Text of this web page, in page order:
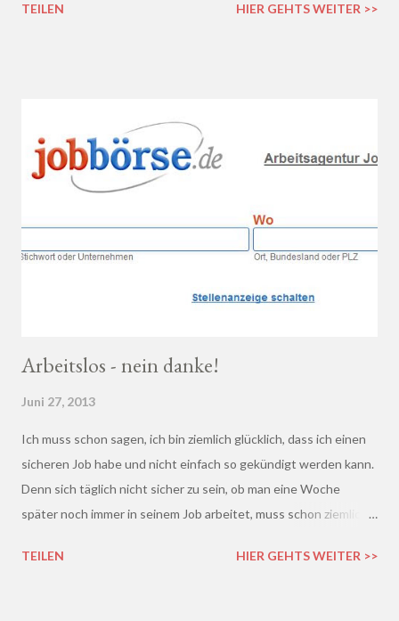
lieblich? Du hast die Qual der Wahl :D Wenn du so wie ich kaum
TEILEN HIER GEHTS WEITER >>
Arbeitslos - nein danke!
Juni 27, 2013
Ich muss schon sagen, ich bin ziemlich glücklich, dass ich einen
sicheren Job habe und nicht einfach so gekündigt werden kann.
Denn sich täglich nicht sicher zu sein, ob man eine Woche
später noch immer in seinem Job arbeitet, muss schon ziemlich
derzeitigen Situation kommt es ja leider gar nicht so wenig vor,
TEILEN HIER GEHTS WEITER >>